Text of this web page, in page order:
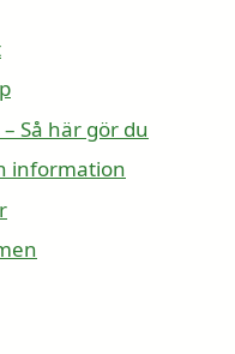
Så här gör du
information